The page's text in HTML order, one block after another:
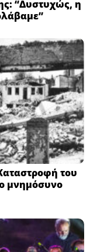
“Δυστυχώς, η
του
μνημόσυνο